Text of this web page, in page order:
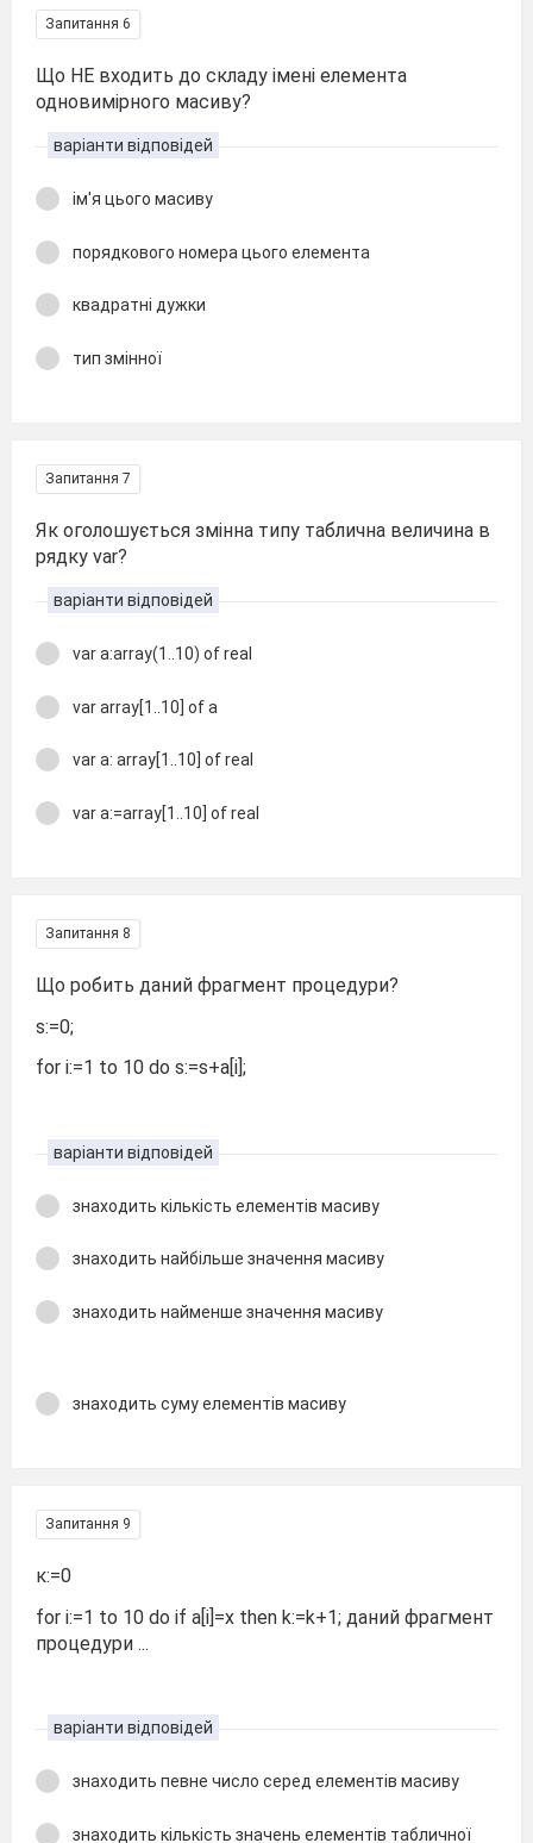
Запитання 6
Що НЕ входить до складу імені елемента
одновимірного масиву?
варіанти відповідей
ім'я цього масиву
порядкового номера цього елемента
квадратні дужки
тип змінної
Запитання 7
Як оголошується змінна типу таблична величина в
рядку var?
варіанти відповідей
var a:array(1..10) of real
var array[1..10] of a
var a: array[1..10] of real
var a:=array[1..10] of real
Запитання 8
Що робить даний фрагмент процедури?
s:=0;
for i:=1 to 10 do s:=s+a[i];
варіанти відповідей
знаходить кількість елементів масиву
знаходить найбільше значення масиву
знаходить найменше значення масиву
знаходить суму елементів масиву
Запитання 9
к:=0
for i:=1 to 10 do if a[i]=x then k:=k+1; даний фрагмент
процедури ...
варіанти відповідей
знаходить певне число серед елементів масиву
знаходить кількість значень елементів табличної